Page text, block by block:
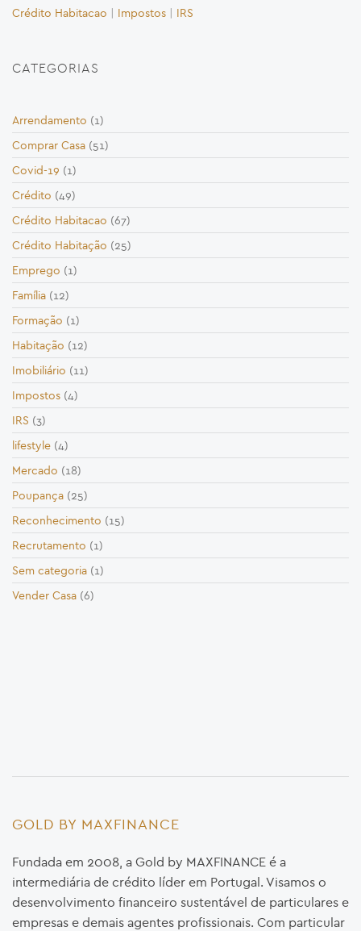
Crédito Habitacao | Impostos | IRS
CATEGORIAS
Arrendamento (1)
Comprar Casa (51)
Covid-19 (1)
Crédito (49)
Crédito Habitacao (67)
Crédito Habitação (25)
Emprego (1)
Família (12)
Formação (1)
Habitação (12)
Imobiliário (11)
Impostos (4)
IRS (3)
lifestyle (4)
Mercado (18)
Poupança (25)
Reconhecimento (15)
Recrutamento (1)
Sem categoria (1)
Vender Casa (6)
GOLD BY MAXFINANCE
Fundada em 2008, a Gold by MAXFINANCE é a
intermediária de crédito líder em Portugal. Visamos o
desenvolvimento financeiro sustentável de particulares e
empresas e demais agentes profissionais. Com particular